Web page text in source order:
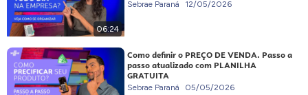
06:24
Sebrae Paraná 12/05/2026
Como definir o PREÇO DE VENDA. Passo a
passo atualizado com PLANILHA
GRATUITA
Sebrae Paraná 05/05/2026